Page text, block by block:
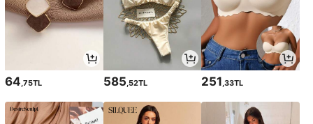
64,75TL 585,52TL 251,33TL